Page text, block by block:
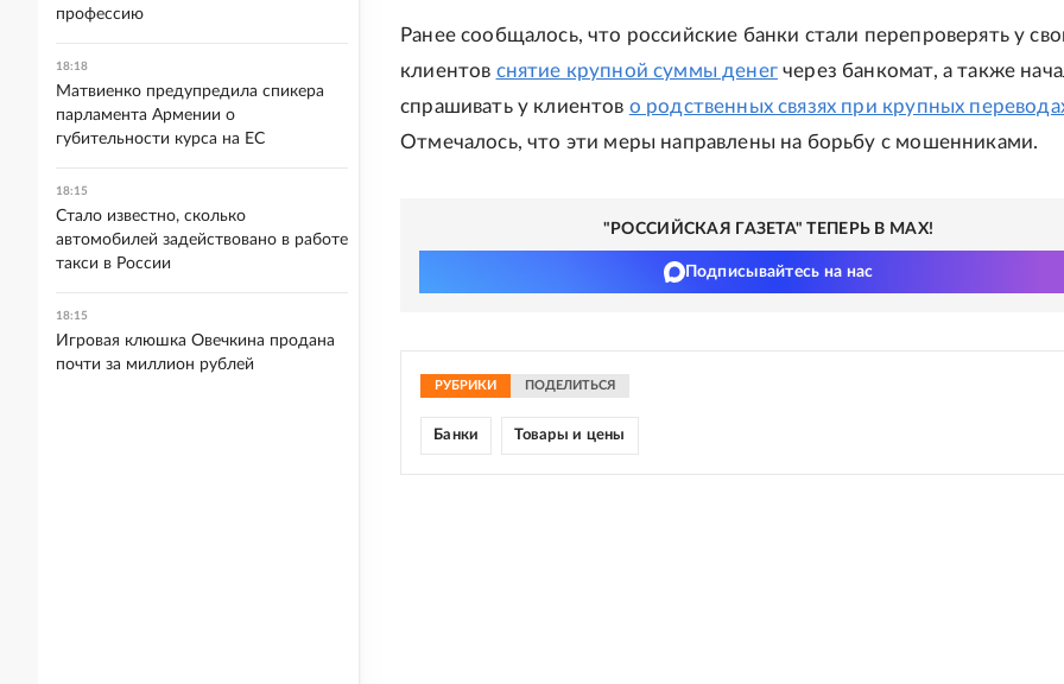
Ранее сообщалось, что российские банки стали перепроверять у
клиентов снятие крупной суммы денегчерез банкомат, а также
спрашивать у клиентов о родственных связях при крупных
Отмечалось, что эти меры направлены на борьбу с мошенниками.
"РОССИЙСКАЯ ГАЗЕТА" ТЕПЕРЬ В MAX!
Подписывайтесь на нас
РУБРИКИ ПОДЕЛИТЬСЯ
Банки Товары и цены
профессию
18:18
Матвиенко предупредила спикера
парламента Армении о
губительности курса на ЕС
18:15
Стало известно, сколько
автомобилей задействовано в работе
такси в России
18:15
Игровая клюшка Овечкина продана
почти за миллион рублей